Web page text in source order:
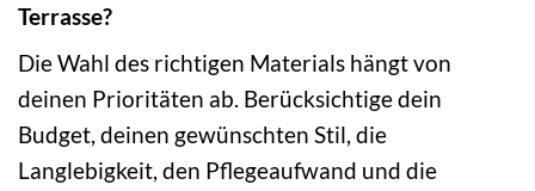
Terrasse?
Die Wahl des richtigen Materials hängt von
deinen Prioritäten ab. Berücksichtige dein
Budget, deinen gewünschten Stil, die
Langlebigkeit, den Pflegeaufwand und die